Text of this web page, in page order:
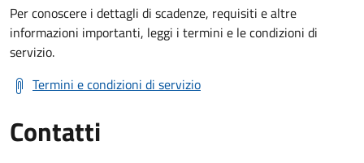
Per conoscere i dettagli di scadenze, requisiti e altre
informazioni importanti, leggi i termini e le condizioni di
servizio.
Termini e condizioni di servizio
Contatti